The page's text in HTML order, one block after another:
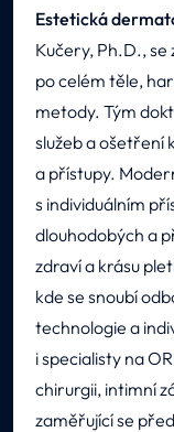
Estetická
Kučery, Ph.D., se
po celém těle,
metody. Tým
služeb a ošetření
a přístupy.
s individuálním
dlouhodobých a
zdraví a krásu
kde se snoubí
technologie a
i specialisty na
chirurgii, intimní
zaměřující se